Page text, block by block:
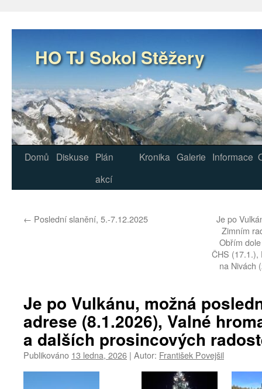
HO TJ Sokol Stěžery
Domů Diskuse Plán
akcí
Kronika Galerie Informace
← Poslední slanění, 5.-7.12.2025
Je po
Zimním
Obřím
ČHS (17.1.),
na Nivách
Je po Vulkánu, možná
adrese (8.1.2026), Valné
a dalších prosincových
Publikováno 13 ledna, 2026 | Autor: František Povejšil